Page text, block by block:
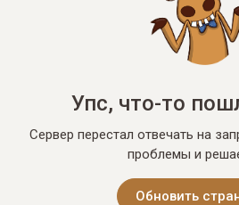
Упс, что-то
Сервер перестал отвечать на
проблемы и
Обновить